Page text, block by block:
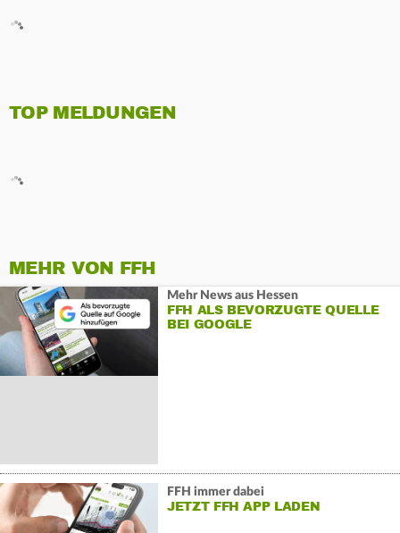
TOP MELDUNGEN
MEHR VON FFH
Mehr News aus Hessen
FFH ALS BEVORZUGTE QUELLE
BEI GOOGLE
FFH immer dabei
JETZT FFH APP LADEN